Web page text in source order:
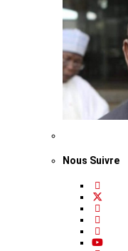
Nous Suivre